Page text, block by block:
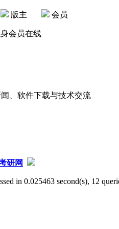
版主 会员
会员在线
、软件下载与技术交流
研网
in 0.025463 second(s), 12